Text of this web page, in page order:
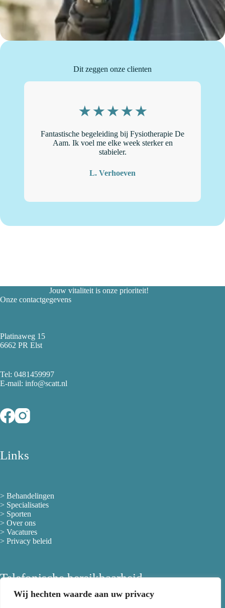
Wij hechten waarde aan uw privacy
Dit zeggen onze clienten
Fantastische begeleiding bij Fysiotherapie De
Aam. Ik voel me elke week sterker en
stabieler.
L. Verhoeven
Jouw vitaliteit is onze prioriteit!
Onze contactgegevens
Platinaweg 15
6662 PR Elst
Tel: 0481459997
E-mail: info@scatt.nl
Links
> Behandelingen
> Specialisaties
> Sporten
> Over ons
> Vacatures
> Privacy beleid
Telefonische bereikbaarheid